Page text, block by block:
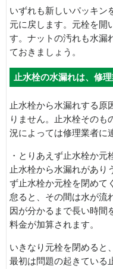
いずれも新しいパッキン
元に戻します。元栓を開
す。ナットの汚れも水漏
ておきましょう。
止水栓の水漏れは、修
止水栓から水漏れする原
りません。止水栓そのも
況によっては修理業者に
・とりあえず止水栓か元
止水栓から水漏れがあり
ず止水栓か元栓を閉めて
怠ると、その間は水が流
因が分かるまで長い時間
料金が加算されます。
いきなり元栓を閉めると
最初は問題の起きている